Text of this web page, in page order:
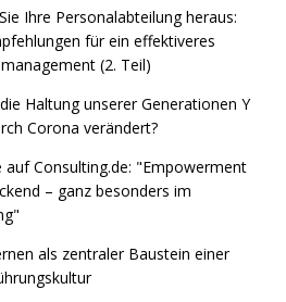
Ihre Personalabteilung heraus:
für ein effektiveres
(2. Teil)
Haltung unserer Generationen Y
Corona verändert?
auf Consulting.de: "Empowerment
– ganz besonders im
als zentraler Baustein einer